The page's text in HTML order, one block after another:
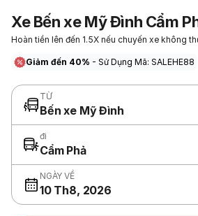
Xe Bến xe Mỹ Đình Cẩm
Hoàn tiền lên đến 1.5X nếu chuyến xe không
Giảm đến 40% - Sử Dụng Mã: SALEHE88
TỪ
Bến xe Mỹ Đình
đi
Cẩm Phả
NGÀY VỀ
10 Th8, 2026